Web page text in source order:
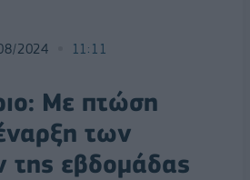
2024 11:11
Με πτώση
των
της εβδομάδας